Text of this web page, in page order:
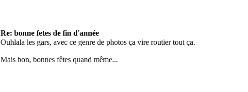
Re: bonne fetes de fin d'année
Ouhlala les gars, avec ce genre de photos ça vire routier tout ça.
Mais bon, bonnes fêtes quand même...